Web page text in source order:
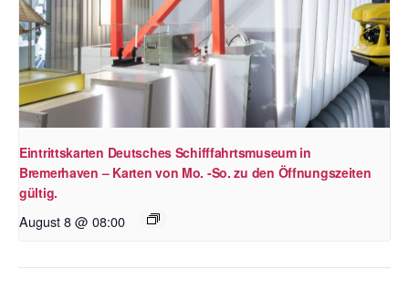
Eintrittskarten Deutsches Schifffahrtsmuseum in
Bremerhaven – Karten von Mo. -So. zu den Öffnungszeiten
gültig.
August 8 @ 08:00